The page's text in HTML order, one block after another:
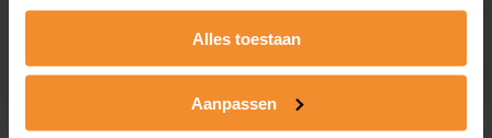
Alles toestaan
Aanpassen
Verkoopdatum
Verkoopprijs
Koopsom opvragen